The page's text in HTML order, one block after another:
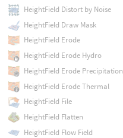
HeightField Distort by Noise
HeightField Draw Mask
HeightField Erode
HeightField Erode Hydro
HeightField Erode Precipitation
HeightField Erode Thermal
HeightField File
HeightField Flatten
HeightField Flow Field